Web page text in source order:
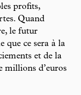
profits,
Quand
le futur
que ce sera à la
et de la
millions d’euros